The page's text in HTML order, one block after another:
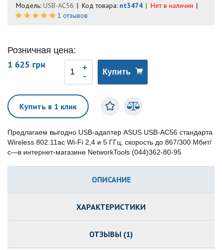
Модель: USB-AC56 Код товара: nt3474
Нет в наличии
1 отзывов
Розничная цена:
1 625 грн
Купить
Купить в 1 клик
Предлагаем выгодно USB-адаптер ASUS USB-AC56 стандарта
Wireless 802.11ac Wi-Fi 2,4 и 5 ГГц, скорость до 867/300 Мбит/
с—в интернет-магазине NetworkTools (044)362-80-95
ОПИСАНИЕ
ХАРАКТЕРИСТИКИ
ОТЗЫВЫ (1)